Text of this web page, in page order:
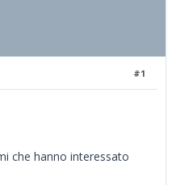
#1
che hanno interessato